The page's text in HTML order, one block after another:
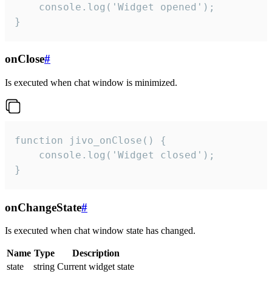
    console.log('Widget opened');
}
onClose#
Is executed when chat window is minimized.
function jivo_onClose() {
    console.log('Widget closed');
}
onChangeState#
Is executed when chat window state has changed.
Name Type
Description
state
string Current widget state